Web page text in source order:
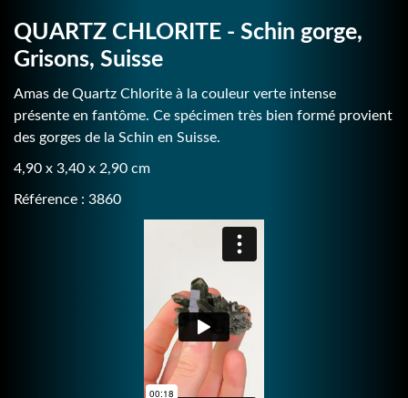
QUARTZ CHLORITE - Schin gorge,
Grisons, Suisse
Amas de Quartz Chlorite à la couleur verte intense
présente en fantôme. Ce spécimen très bien formé provient
des gorges de la Schin en Suisse.
4,90 x 3,40 x 2,90 cm
Référence : 3860